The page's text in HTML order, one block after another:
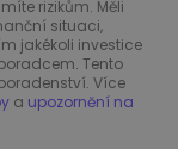
rizikům. Měli
situaci,
jakékoli investice
Tento
Více
a upozornění na